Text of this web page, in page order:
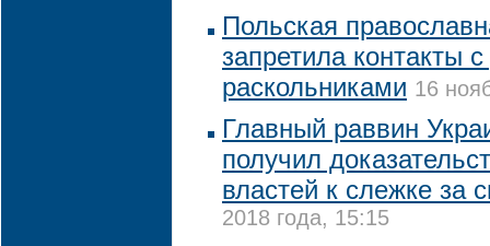
Польская
запретила контакты
раскольниками 16
Главный раввин
получил
властей к слежке за
2018 года, 15:15